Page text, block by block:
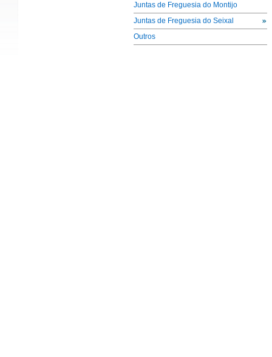
Juntas de Freguesia do Montijo
Juntas de Freguesia do Seixal
Outros